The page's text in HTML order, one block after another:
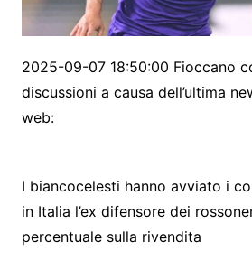
2025-09-07 18:50:00 Fioccano
discussioni a causa dell’ultima
web:
I biancocelesti hanno avviato i
in Italia l’ex difensore dei
percentuale sulla rivendita